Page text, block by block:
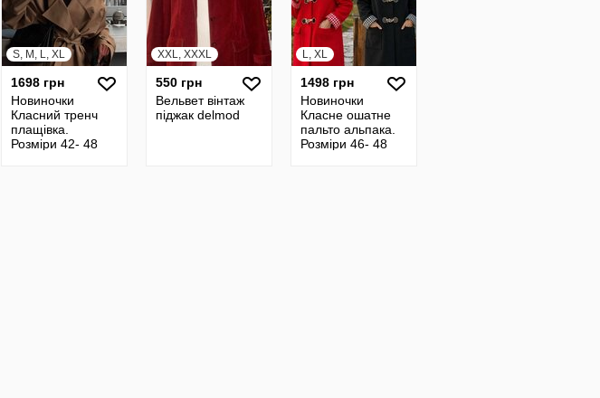
S, M, L, XL
1698 грн
Новиночки
Класний тренч
плащівка.
Розміри 42- 48
XXL, XXXL
550 грн
Вельвет вінтаж
піджак delmod
L, XL
1498 грн
Новиночки
Класне ошатне
пальто альпака.
Розміри 46- 48